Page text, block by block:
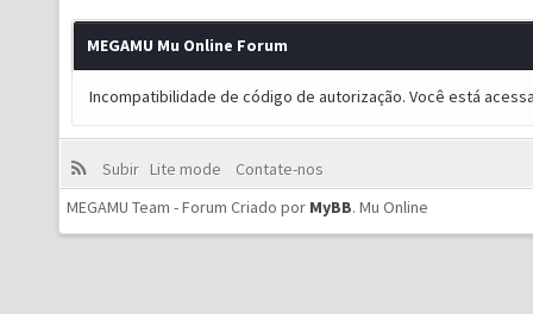
MEGAMU Mu Online Forum
Incompatibilidade de código de autorização. Você está
Subir Lite mode
Contate-nos
MEGAMU Team - Forum Criado por MyBB. Mu Online